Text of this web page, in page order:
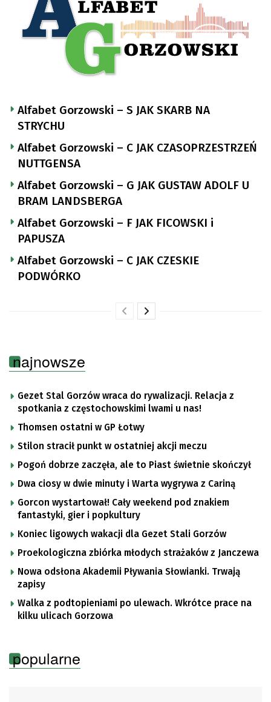
Alfabet Gorzowski – S JAK SKARB NA
STRYCHU
Alfabet Gorzowski – C JAK CZASOPRZESTRZEŃ
NUTTGENSA
Alfabet Gorzowski – G JAK GUSTAW ADOLF U
BRAM LANDSBERGA
Alfabet Gorzowski – F JAK FICOWSKI i
PAPUSZA
Alfabet Gorzowski – C JAK CZESKIE
PODWÓRKO
najnowsze
Gezet Stal Gorzów wraca do rywalizacji. Relacja z
spotkania z częstochowskimi lwami u nas!
Thomsen ostatni w GP Łotwy
Stilon stracił punkt w ostatniej akcji meczu
Pogoń dobrze zaczęła, ale to Piast świetnie skończył
Dwa ciosy w dwie minuty i Warta wygrywa z Cariną
Gorcon wystartował! Cały weekend pod znakiem
fantastyki, gier i popkultury
Koniec ligowych wakacji dla Gezet Stali Gorzów
Proekologiczna zbiórka młodych strażaków z Janczewa
Nowa odsłona Akademii Pływania Słowianki. Trwają
zapisy
Walka z podtopieniami po ulewach. Wkrótce prace na
kilku ulicach Gorzowa
popularne